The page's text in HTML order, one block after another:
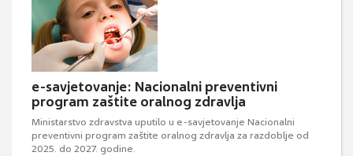
e-savjetovanje: Nacionalni preventivni
program zaštite oralnog zdravlja
Ministarstvo zdravstva uputilo u e-savjetovanje Nacionalni
preventivni program zaštite oralnog zdravlja za razdoblje od
2025. do 2027. godine.